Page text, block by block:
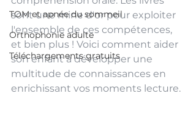
TOM et apnée du sommeil
Orthophonie adulte
Téléchargements gratuits
sont une mine d'or pour exploiter
l'ensemble de ces compétences,
et bien plus ! Voici comment aider
son enfant à développer une
multitude de connaissances en
enrichissant vos moments lecture.